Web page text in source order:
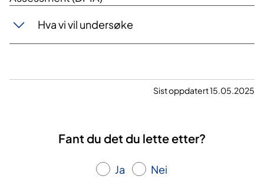
Hva vi vil undersøke
Sist oppdatert 15.05.2025
Fant du det du lette etter?
Ja Nei